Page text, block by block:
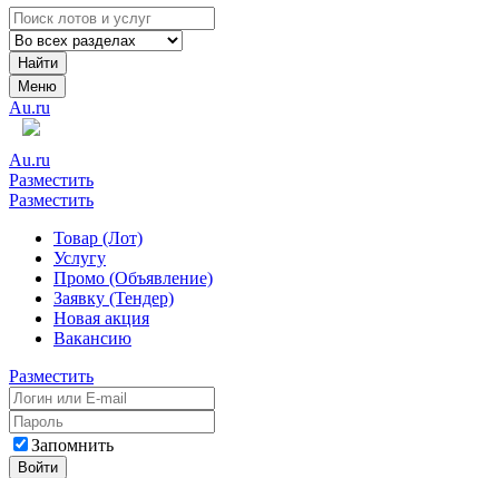
Найти
Меню
Au.ru
Au.ru
Разместить
Разместить
Товар (Лот)
Услугу
Промо (Объявление)
Заявку (Тендер)
Новая акция
Вакансию
Разместить
Запомнить
Войти